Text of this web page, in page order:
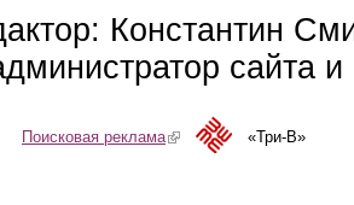
Константин
сайта
Поисковая реклама(link is external)«Три-В»